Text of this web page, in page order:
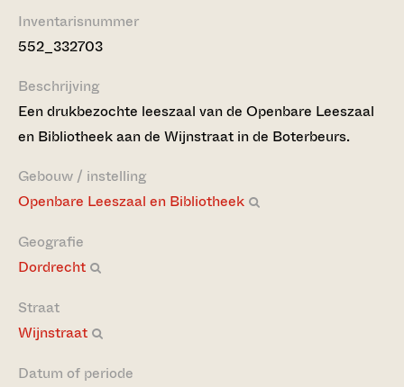
Inventarisnummer
552_332703
Beschrijving
Een drukbezochte leeszaal van de Openbare Leeszaal
en Bibliotheek aan de Wijnstraat in de Boterbeurs.
Gebouw / instelling
Openbare Leeszaal en Bibliotheek
Geografie
Dordrecht
Straat
Wijnstraat
Datum of periode